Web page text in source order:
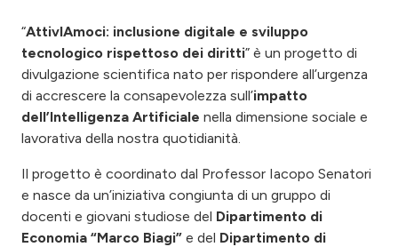
“AttivIAmoci: inclusione digitale e sviluppo
tecnologico rispettoso dei diritti” è un progetto di
divulgazione scientifica nato per rispondere all’urgenza
di accrescere la consapevolezza sull’impatto
dell’Intelligenza Artificiale nella dimensione sociale e
lavorativa della nostra quotidianità.
Il progetto è coordinato dal Professor Iacopo Senatori
e nasce da un’iniziativa congiunta di un gruppo di
docenti e giovani studiose del Dipartimento di
Economia “Marco Biagi” e del Dipartimento di